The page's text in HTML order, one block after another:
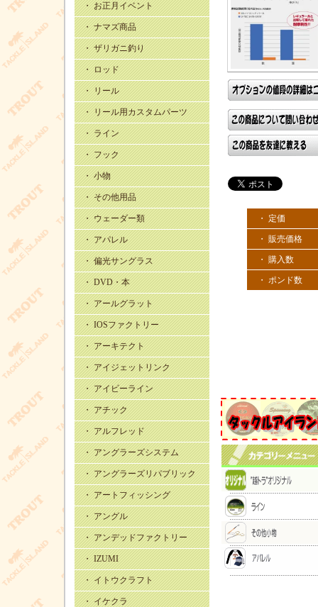
・ お正月イベント
・ ナマズ商品
・ ザリガニ釣り
・ ロッド
・ リール
・ リール用カスタムパーツ
・ ライン
・ フック
・ 小物
・ その他用品
・ ウェーダー類
・ アパレル
・ 偏光サングラス
・ DVD・本
・ アールグラット
・ IOSファクトリー
・ アーキテクト
・ アイジェットリンク
・ アイビーライン
・ アチック
・ アルフレッド
・ アングラーズシステム
・ アングラーズリパブリック
・ アートフィッシング
・ アングル
・ アンデッドファクトリー
・ IZUMI
・ イトウクラフト
・ イケクラ
・ 定価
・ 販売価格
・ 購入数
・ ポンド数